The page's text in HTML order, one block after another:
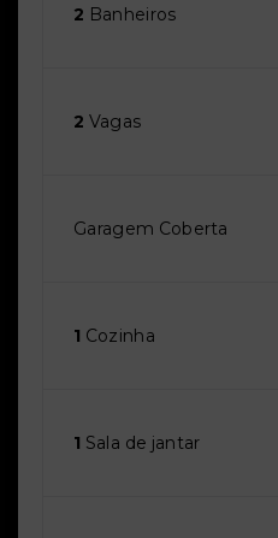
2 Banheiros
2 Vagas
Garagem Coberta
1 Cozinha
1 Sala de jantar